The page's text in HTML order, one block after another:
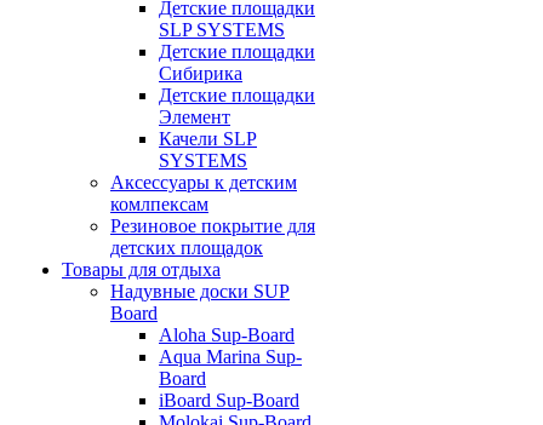
Детские площадки
SLP SYSTEMS
Детские площадки
Сибирика
Детские площадки
Элемент
Качели SLP
SYSTEMS
Аксессуары к детским
комлпексам
Резиновое покрытие для
детских площадок
Товары для отдыха
Надувные доски SUP
Board
Aloha Sup-Board
Aqua Marina Sup-
Board
iBoard Sup-Board